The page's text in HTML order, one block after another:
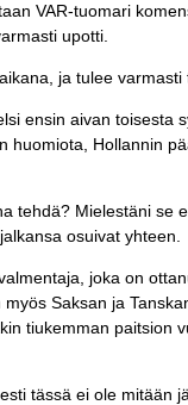
VAR-tuomari
upotti.
ja tulee varmasti
ensin aivan toisesta
huomiota, Hollannin
tehdä? Mielestäni se
osuivat yhteen.
joka on
Saksan ja
tiukemman paitsion
tässä ei ole mitään